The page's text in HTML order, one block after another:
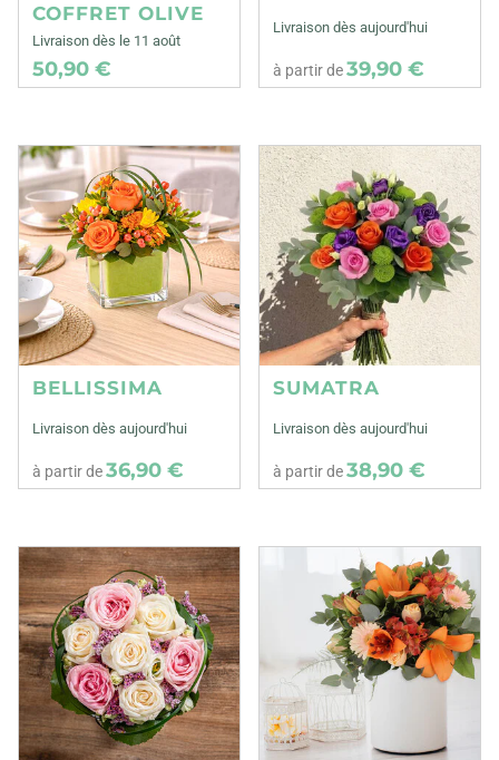
COFFRET OLIVE
Livraison dès le 11 août
50,90 €
Livraison dès aujourd'hui
à partir de39,90 €
BELLISSIMA
Livraison dès aujourd'hui
à partir de36,90 €
SUMATRA
Livraison dès aujourd'hui
à partir de38,90 €